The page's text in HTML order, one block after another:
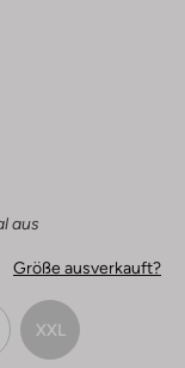
aus
Größe ausverkauft?
XXL